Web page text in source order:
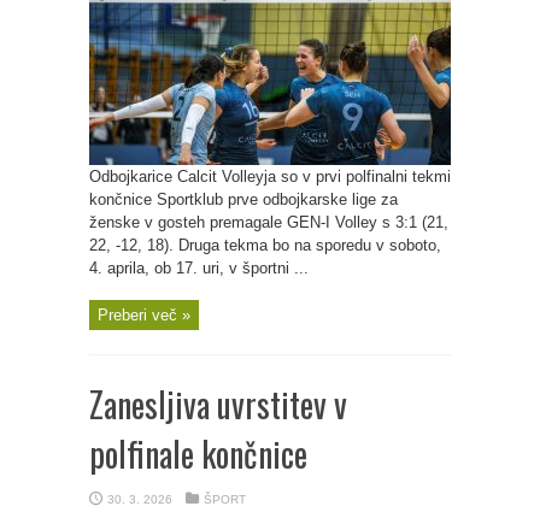
Odbojkarice Calcit Volleyja so v prvi polfinalni tekmi
končnice Sportklub prve odbojkarske lige za
ženske v gosteh premagale GEN-I Volley s 3:1 (21,
22, -12, 18). Druga tekma bo na sporedu v soboto,
4. aprila, ob 17. uri, v športni ...
Preberi več »
Zanesljiva uvrstitev v
polfinale končnice
30. 3. 2026 ŠPORT